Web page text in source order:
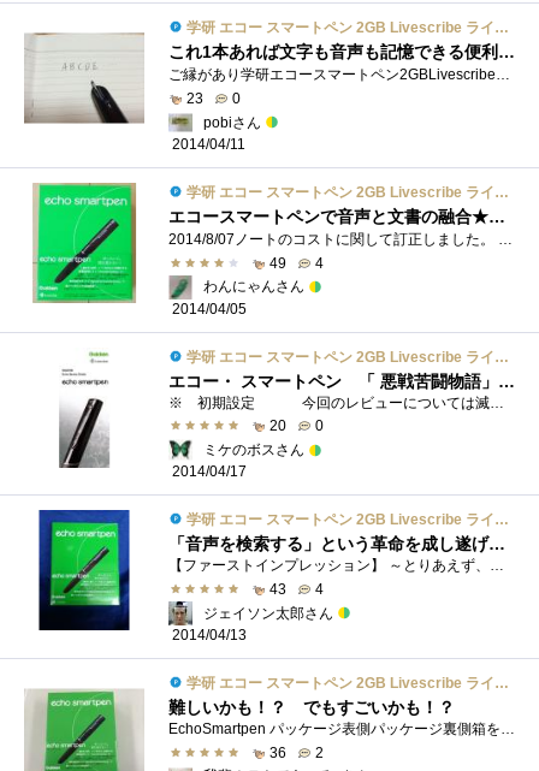
学研 エコー スマートペン 2GB Livescribe ライブスクライブ echo smartpen gakken 【日本正規代理店品】
これ1本あれば文字も音声も記憶できる便利なペン
ご縁があり学研エコースマートペン2GBLivescribeライブスクライブechosmartpengakken【日本正規代理店品】をレビューすることとなりました。 テーマに�...
23
0
pobiさん
2014/04/11
学研 エコー スマートペン 2GB Livescribe ライブスクライブ echo smartpen gakken 【日本正規代理店品】
エコースマートペンで音声と文書の融合★勉強・仕事がかわる！
2014/8/07ノートのコストに関して訂正しました。 2014/5/01ファイル形式に関して追記しました。2014/4/30音声付PDF(ペンキャストPDF)とその関連に関して�...
49
4
わんにゃんさん
2014/04/05
学研 エコー スマートペン 2GB Livescribe ライブスクライブ echo smartpen gakken 【日本正規代理店品】
エコー・ スマートペン 「 悪戦苦闘物語」＞＞＞＞＞＞「これは使える太いペン」
20
0
ミケのボスさん
2014/04/17
学研 エコー スマートペン 2GB Livescribe ライブスクライブ echo smartpen gakken 【日本正規代理店品】
「音声を検索する」という革命を成し遂げた エコー・スマートペン
【ファーストインプレッション】 ～とりあえず、対談を１本まとめてみました～「いったいどういう仕組みになっているの？」と、届くまでは皆...
43
4
ジェイソン太郎さん
2014/04/13
学研 エコー スマートペン 2GB Livescribe ライブスクライブ echo smartpen gakken 【日本正規代理店品】
難しいかも！？ でもすごいかも！？
EchoSmartpen パッケージ表側パッケージ裏側箱を開けてみた。緑で統一されて高級感ある感じですてき♪中身を全部出してみた！！こんな感じでノー...
36
2